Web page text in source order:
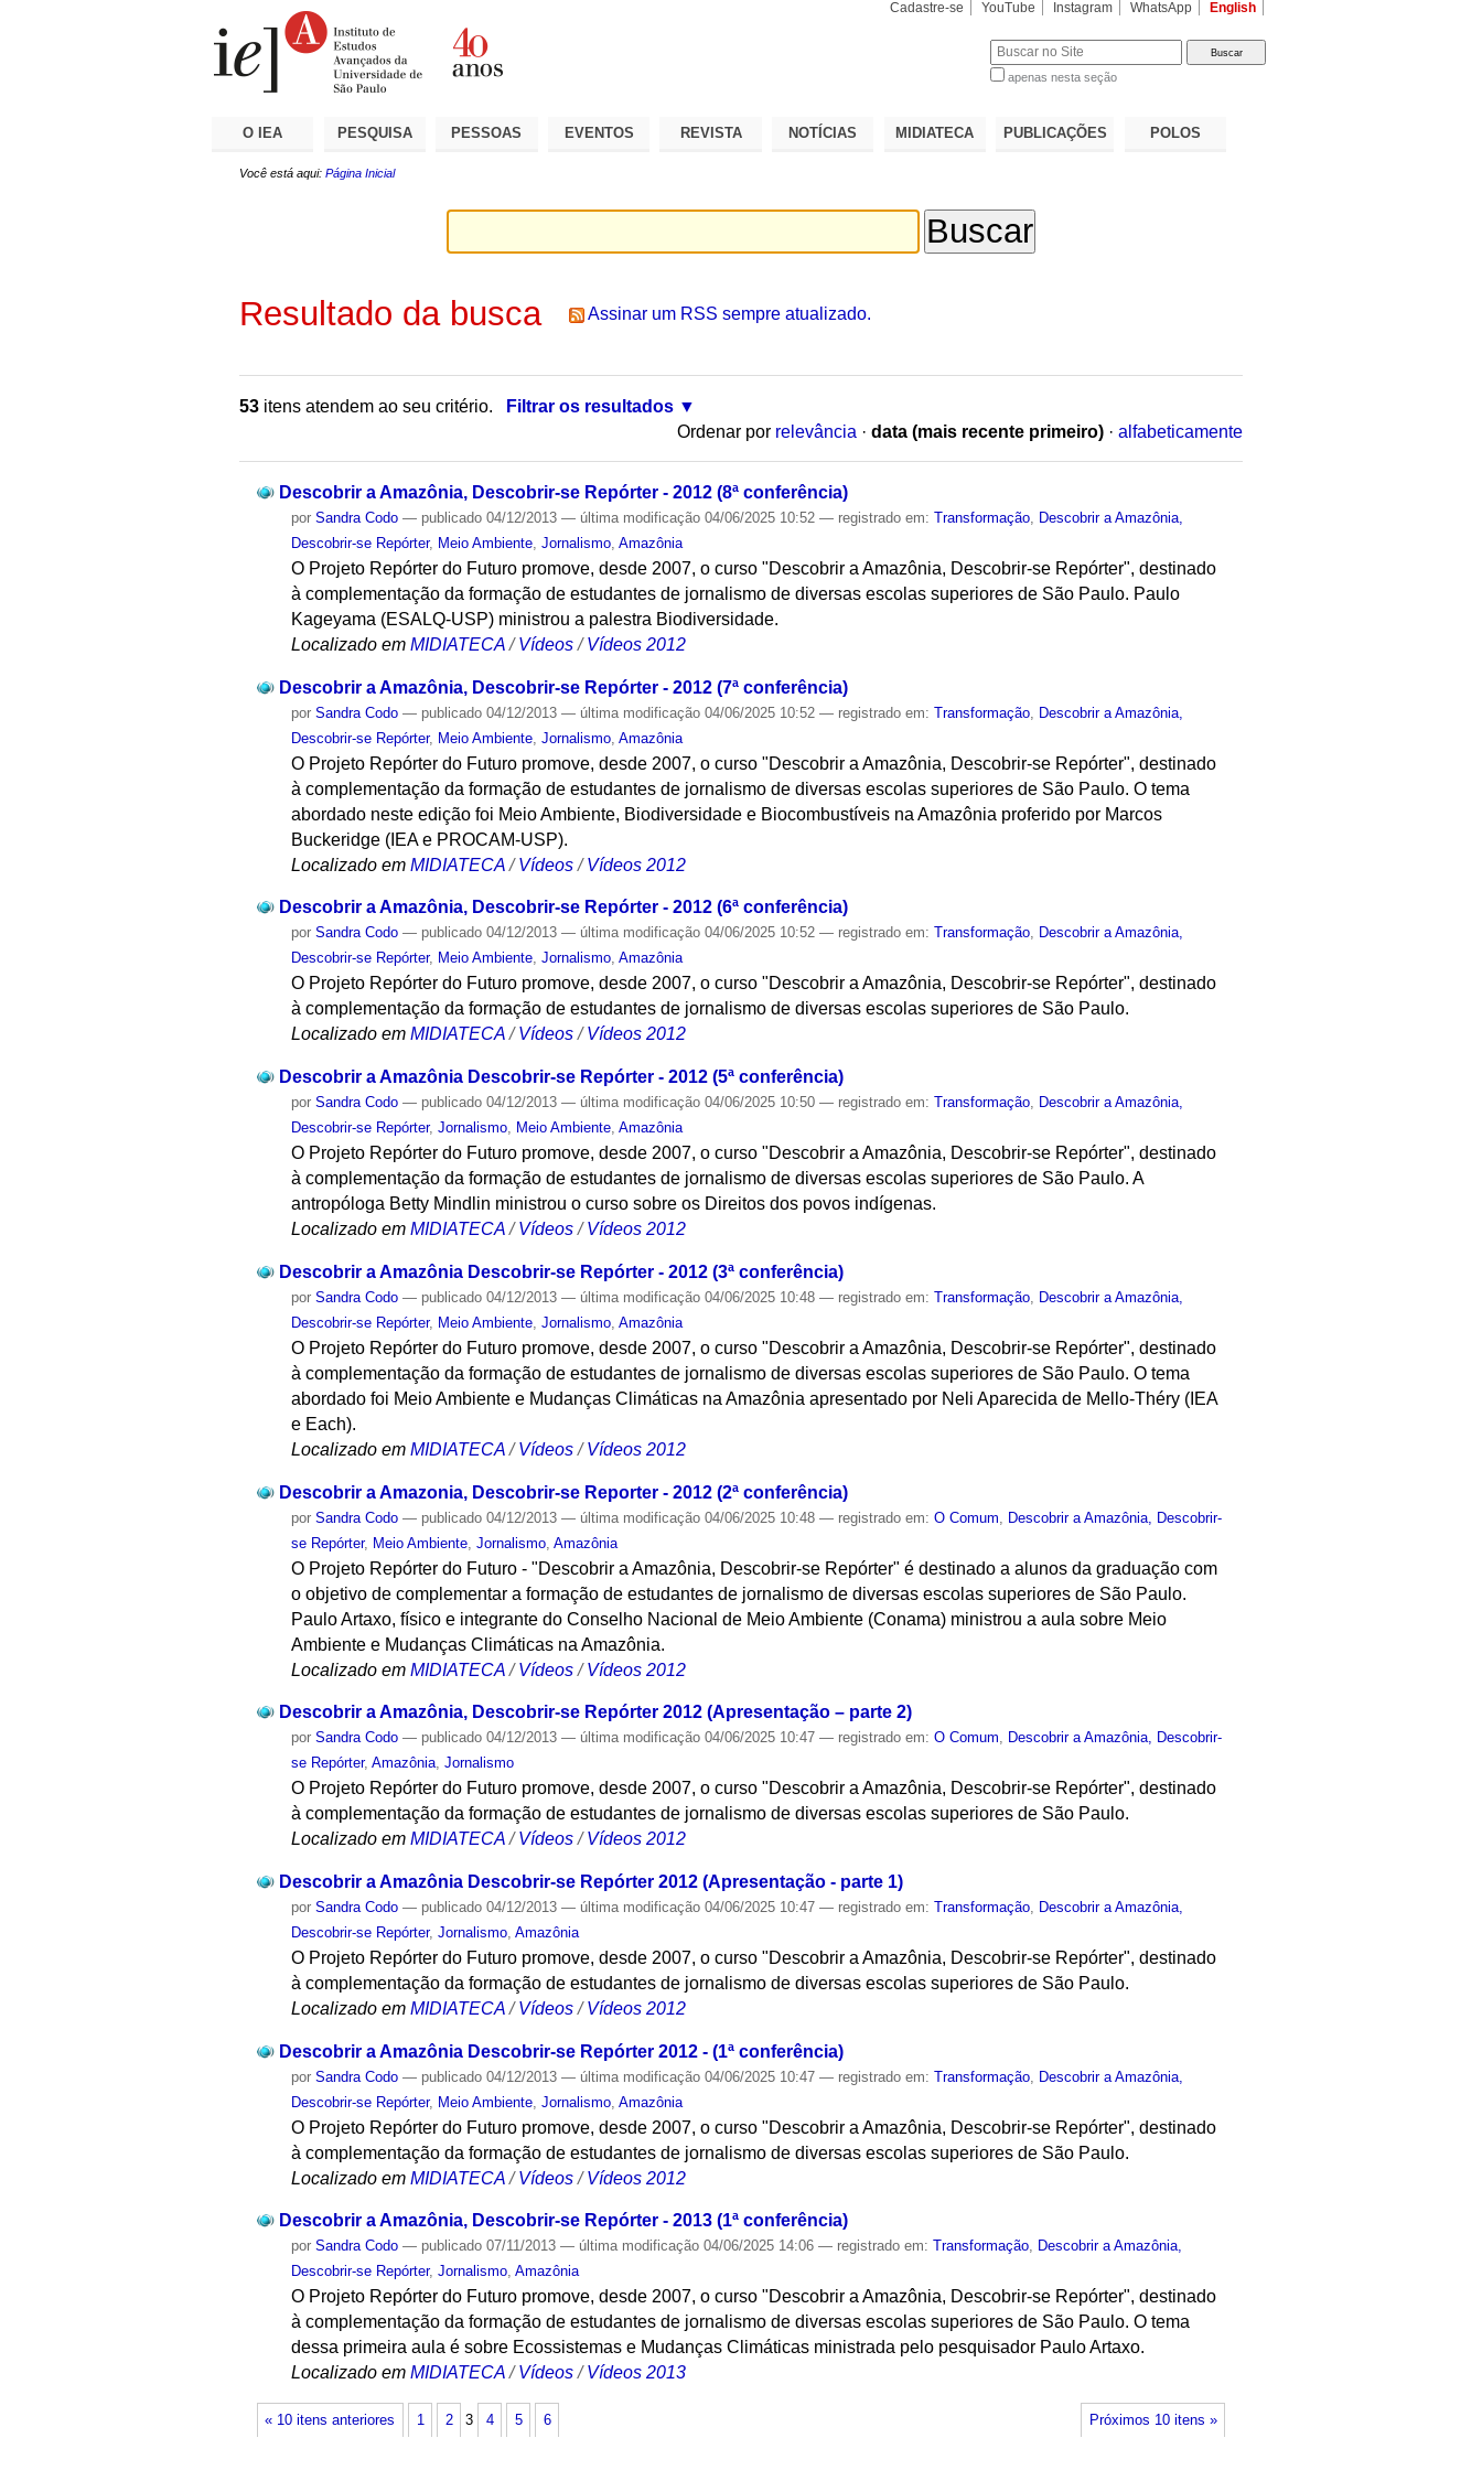
Cadastre-se YouTube Instagram WhatsApp English
apenas nesta seção
O IEA PESQUISA PESSOAS EVENTOS REVISTA NOTÍCIAS MIDIATECA PUBLICAÇÕES POLOS
Você está aqui: Página Inicial
Resultado da busca Assinar um RSS sempre atualizado.
53 itens atendem ao seu critério.
Filtrar os resultados
Ordenar por relevância · data (mais recente primeiro) · alfabeticamente
Descobrir a Amazônia, Descobrir-se Repórter - 2012 (8ª conferência)
porSandra Codo — publicado 04/12/2013— última modificação 04/06/2025 10:52— registrado em:Transformação
Descobrir a Amazônia,
Descobrir-se Repórter, Meio Ambiente ,Jornalismo ,Amazônia
O Projeto Repórter do Futuro promove, desde 2007, o curso "Descobrir a Amazônia, Descobrir-se Repórter", destinado
à complementação da formação de estudantes de jornalismo de diversas escolas superiores de São Paulo. Paulo
Kageyama (ESALQ-USP) ministrou a palestra Biodiversidade.
Localizado em MIDIATECA /Vídeos /Vídeos 2012
Descobrir a Amazônia, Descobrir-se Repórter - 2012 (7ª conferência)
porSandra Codo — publicado 04/12/2013— última modificação 04/06/2025 10:52— registrado em:Transformação Descobrir a Amazônia,
Descobrir-se Repórter, Meio Ambiente ,Jornalismo ,Amazônia
O Projeto Repórter do Futuro promove, desde 2007, o curso "Descobrir a Amazônia, Descobrir-se Repórter", destinado
à complementação da formação de estudantes de jornalismo de diversas escolas superiores de São Paulo. O tema
abordado neste edição foi Meio Ambiente, Biodiversidade e Biocombustíveis na Amazônia proferido por Marcos
Buckeridge (IEA e PROCAM-USP).
Localizado em MIDIATECA /Vídeos /Vídeos 2012
Descobrir a Amazônia, Descobrir-se Repórter - 2012 (6ª conferência)
porSandra Codo — publicado 04/12/2013— última modificação 04/06/2025 10:52— registrado em:Transformação, Descobrir a Amazônia,
Descobrir-se Repórter, Meio Ambiente,Jornalismo,Amazônia
O Projeto Repórter do Futuro promove, desde 2007, o curso "Descobrir a Amazônia, Descobrir-se Repórter", destinado
à complementação da formação de estudantes de jornalismo de diversas escolas superiores de São Paulo.
Localizado em MIDIATECA /Vídeos /Vídeos 2012
Descobrir a Amazônia Descobrir-se Repórter - 2012 (5ª conferência)
porSandra Codo — publicado 04/12/2013— última modificação 04/06/2025 10:50— registrado em:Transformação, Descobrir a Amazônia,
Descobrir-se Repórter,Jornalismo, Meio Ambiente,Amazônia
O Projeto Repórter do Futuro promove, desde 2007, o curso "Descobrir a Amazônia, Descobrir-se Repórter", destinado
à complementação da formação de estudantes de jornalismo de diversas escolas superiores de São Paulo. A
antropóloga Betty Mindlin ministrou o curso sobre os Direitos dos povos indígenas.
Localizado em MIDIATECA /Vídeos /Vídeos 2012
Descobrir a Amazônia Descobrir-se Repórter - 2012 (3ª conferência)
porSandra Codo — publicado 04/12/2013— última modificação 04/06/2025 10:48— registrado em:Transformação
Descobrir a Amazônia,
Descobrir-se Repórter, Meio Ambiente ,Jornalismo ,Amazônia
O Projeto Repórter do Futuro promove, desde 2007, o curso "Descobrir a Amazônia, Descobrir-se Repórter", destinado
à complementação da formação de estudantes de jornalismo de diversas escolas superiores de São Paulo. O tema
abordado foi Meio Ambiente e Mudanças Climáticas na Amazônia apresentado por Neli Aparecida de Mello-Théry (IEA
e Each).
Localizado em MIDIATECA /Vídeos /Vídeos 2012
Descobrir a Amazonia, Descobrir-se Reporter - 2012 (2ª conferência)
porSandra Codo — publicado 04/12/2013— última modificação 04/06/2025 10:48— registrado em:O Comum
Descobrir a Amazônia, Descobrir-
se Repórter, Meio Ambiente ,Jornalismo ,Amazônia
O Projeto Repórter do Futuro - "Descobrir a Amazônia, Descobrir-se Repórter" é destinado a alunos da graduação com
o objetivo de complementar a formação de estudantes de jornalismo de diversas escolas superiores de São Paulo.
Paulo Artaxo, físico e integrante do Conselho Nacional de Meio Ambiente (Conama) ministrou a aula sobre Meio
Ambiente e Mudanças Climáticas na Amazônia.
Localizado em MIDIATECA /Vídeos /Vídeos 2012
Descobrir a Amazônia, Descobrir-se Repórter 2012 (Apresentação – parte 2)
porSandra Codo — publicado 04/12/2013— última modificação 04/06/2025 10:47— registrado em:O Comum, Descobrir a Amazônia, Descobrir-
se Repórter,Amazônia,Jornalismo
O Projeto Repórter do Futuro promove, desde 2007, o curso "Descobrir a Amazônia, Descobrir-se Repórter", destinado
à complementação da formação de estudantes de jornalismo de diversas escolas superiores de São Paulo.
Localizado em MIDIATECA /Vídeos /Vídeos 2012
Descobrir a Amazônia Descobrir-se Repórter 2012 (Apresentação - parte 1)
porSandra Codo — publicado 04/12/2013— última modificação 04/06/2025 10:47— registrado em:Transformação
Descobrir a Amazônia,
Descobrir-se Repórter,Jornalismo ,Amazônia
O Projeto Repórter do Futuro promove, desde 2007, o curso "Descobrir a Amazônia, Descobrir-se Repórter", destinado
à complementação da formação de estudantes de jornalismo de diversas escolas superiores de São Paulo.
Localizado em MIDIATECA /Vídeos /Vídeos 2012
Descobrir a Amazônia Descobrir-se Repórter 2012 - (1ª conferência)
porSandra Codo — publicado 04/12/2013— última modificação 04/06/2025 10:47— registrado em:Transformação Descobrir a Amazônia,
Descobrir-se Repórter, Meio Ambiente ,Jornalismo ,Amazônia
O Projeto Repórter do Futuro promove, desde 2007, o curso "Descobrir a Amazônia, Descobrir-se Repórter", destinado
à complementação da formação de estudantes de jornalismo de diversas escolas superiores de São Paulo.
Localizado em MIDIATECA /Vídeos /Vídeos 2012
Descobrir a Amazônia, Descobrir-se Repórter - 2013 (1ª conferência)
porSandra Codo — publicado 07/11/2013— última modificação 04/06/2025 14:06— registrado em:Transformação, Descobrir a Amazônia,
Descobrir-se Repórter,Jornalismo,Amazônia
O Projeto Repórter do Futuro promove, desde 2007, o curso "Descobrir a Amazônia, Descobrir-se Repórter", destinado
à complementação da formação de estudantes de jornalismo de diversas escolas superiores de São Paulo. O tema
dessa primeira aula é sobre Ecossistemas e Mudanças Climáticas ministrada pelo pesquisador Paulo Artaxo.
Localizado em MIDIATECA /Vídeos /Vídeos 2013
« 10 itens anteriores Próximos 10 itens »
1 2 3 4 5 6